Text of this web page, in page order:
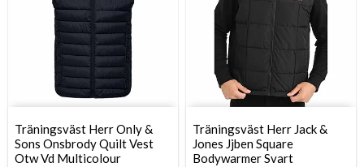
Träningsväst Herr Only &
Sons Onsbrody Quilt Vest
Otw Vd Multicolour
Träningsväst Herr Jack &
Jones Jjben Square
Bodywarmer Svart